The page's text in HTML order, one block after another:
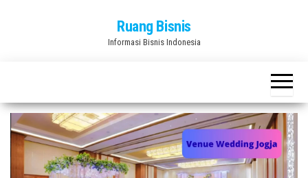
Ruang Bisnis
Informasi Bisnis Indonesia